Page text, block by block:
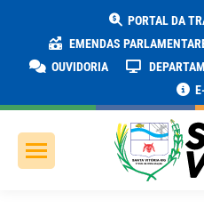
PORTAL DA
EMENDAS
OUVIDORIA